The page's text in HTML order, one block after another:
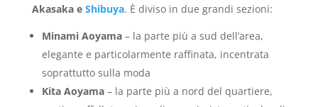
Akasaka e Shibuya. È diviso in due grandi sezioni:
Minami Aoyama– la parte più a sud dell’area,
elegante e particolarmente raffinata, incentrata
soprattutto sulla moda
Kita Aoyama– la parte più a nord del quartiere,